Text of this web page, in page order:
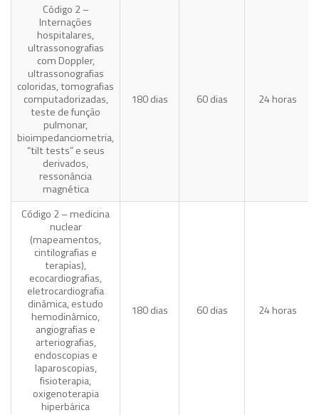
Código 2 –
Internações
hospitalares,
ultrassonografias
com Doppler,
ultrassonografias
coloridas, tomografias
computadorizadas,
teste de função
pulmonar,
bioimpedanciometria,
“tilt tests” e seus
derivados,
ressonância
magnética
180 dias 60 dias 24 horas
Código 2 – medicina
nuclear
(mapeamentos,
cintilografias e
terapias),
ecocardiografias,
eletrocardiografia
dinâmica, estudo
hemodinâmico,
angiografias e
arteriografias,
endoscopias e
laparoscopias,
fisioterapia,
oxigenoterapia
hiperbárica
180 dias 60 dias 24 horas